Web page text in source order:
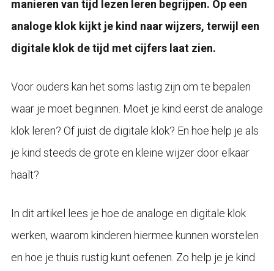
manieren van tijd lezen leren begrijpen. Op een
analoge klok kijkt je kind naar wijzers, terwijl een
digitale klok de tijd met cijfers laat zien.
Voor ouders kan het soms lastig zijn om te bepalen
waar je moet beginnen. Moet je kind eerst de analoge
klok leren? Of juist de digitale klok? En hoe help je als
je kind steeds de grote en kleine wijzer door elkaar
haalt?
In dit artikel lees je hoe de analoge en digitale klok
werken, waarom kinderen hiermee kunnen worstelen
en hoe je thuis rustig kunt oefenen. Zo help je je kind